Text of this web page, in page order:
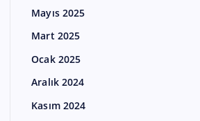
Mayıs 2025
Mart 2025
Ocak 2025
Aralık 2024
Kasım 2024